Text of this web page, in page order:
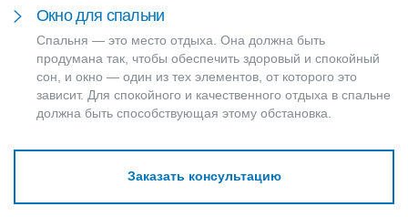
Окно для спальни
Спальня — это место отдыха. Она должна быть
продумана так, чтобы обеспечить здоровый и спокойный
сон, и окно — один из тех элементов, от которого это
зависит. Для спокойного и качественного отдыха в спальне
должна быть способствующая этому обстановка.
Заказать консультацию